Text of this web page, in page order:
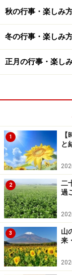
秋の行事・楽しみ
冬の行事・楽しみ
正月の行事・楽し
1
と
2
二
過
3
山
来